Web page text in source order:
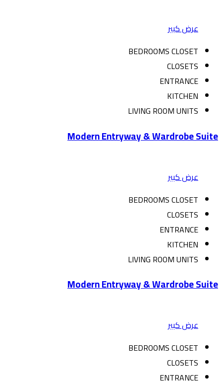
عرض كبير
BEDROOMS CLOSET
CLOSETS
ENTRANCE
KITCHEN
LIVING ROOM UNITS
Modern Entryway & Wardrobe Suite
عرض كبير
BEDROOMS CLOSET
CLOSETS
ENTRANCE
KITCHEN
LIVING ROOM UNITS
Modern Entryway & Wardrobe Suite
عرض كبير
BEDROOMS CLOSET
CLOSETS
ENTRANCE